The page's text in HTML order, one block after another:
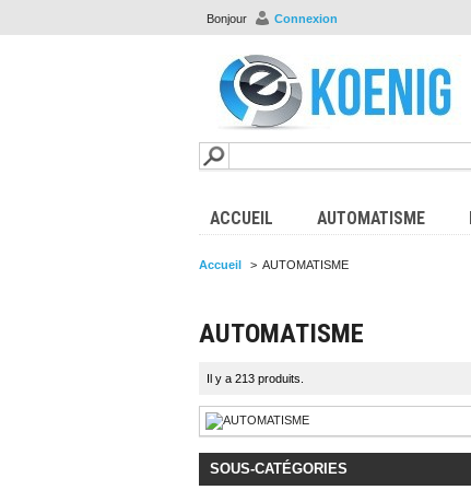
Bonjour Connexion
ACCUEIL AUTOMATISME
Accueil > AUTOMATISME
AUTOMATISME
Il y a 213 produits.
SOUS-CATÉGORIES